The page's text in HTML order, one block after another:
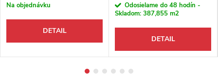
Na objednávku
DETAIL
Odosielame do 48 hodín -
Skladom: 387,855 m2
DETAIL